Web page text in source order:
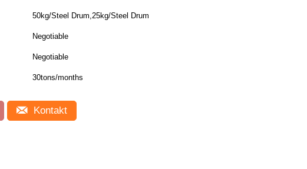
50kg/Steel Drum,25kg/Steel Drum
Negotiable
Negotiable
30tons/months
Kontakt